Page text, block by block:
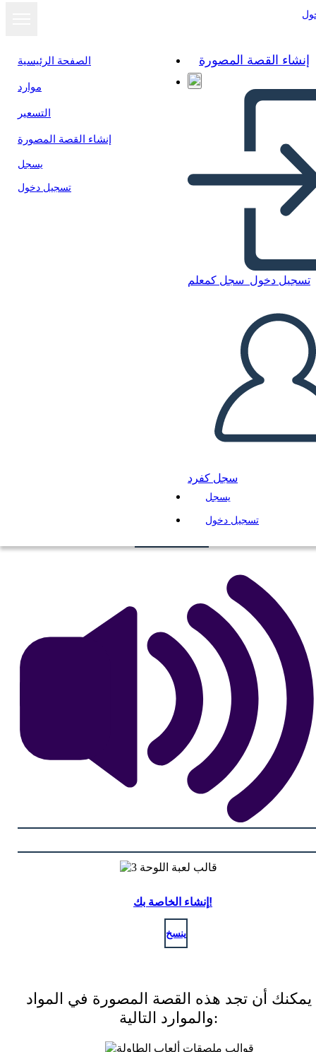
الصفحة الرئيسية
موارد
التسعير
إنشاء القصة المصورة
يسجل
تسجيل دخول
إنشاء القصة المصورة
تسجيل دخول سجل كمعلم
سجل كفرد
يسجل
تسجيل دخول
قالب لعبة اللوحة 3
إنشاء لوحة القصة
إنشاء الخاصة بك!
ينسخ
يمكنك أن تجد هذه القصة المصورة في المواد
والموارد التالية: